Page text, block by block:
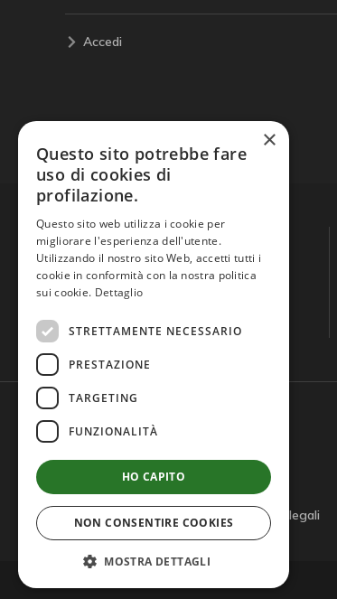
Accedi
Privacy policy Cookie policy Note legali
×
Questo sito potrebbe fare
uso di cookies di
profilazione.
Questo sito web utilizza i cookie per
migliorare l'esperienza dell'utente.
Utilizzando il nostro sito Web, accetti tutti i
cookie in conformità con la nostra politica
sui cookie. Dettaglio
STRETTAMENTE NECESSARIO
PRESTAZIONE
TARGETING
FUNZIONALITÀ
HO CAPITO
NON CONSENTIRE COOKIES
MOSTRA DETTAGLI